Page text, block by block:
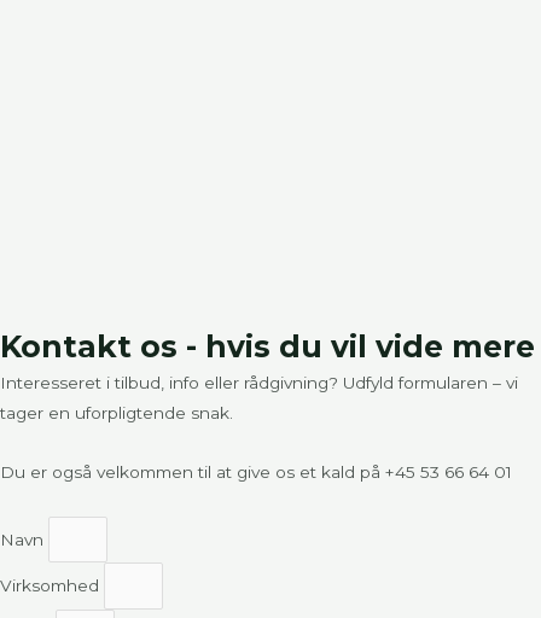
Kontakt os - hvis du vil vide mere
Interesseret i tilbud, info eller rådgivning? Udfyld formularen – vi
tager en uforpligtende snak.
Du er også velkommen til at give os et kald på +45 53 66 64 01
Navn
Virksomhed